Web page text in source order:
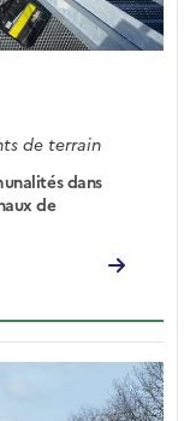
de terrain
dans
de